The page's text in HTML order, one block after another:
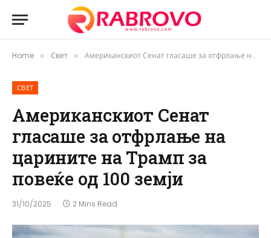
Home » Свет » Американскиот Сенат гласаше за отфрлање на царините на Трамп за повеќе од 100 земји
СВЕТ
Американскиот Сенат
гласаше за отфрлање на
царините на Трамп за
повеќе од 100 земји
31/10/2025 2 Mins Read